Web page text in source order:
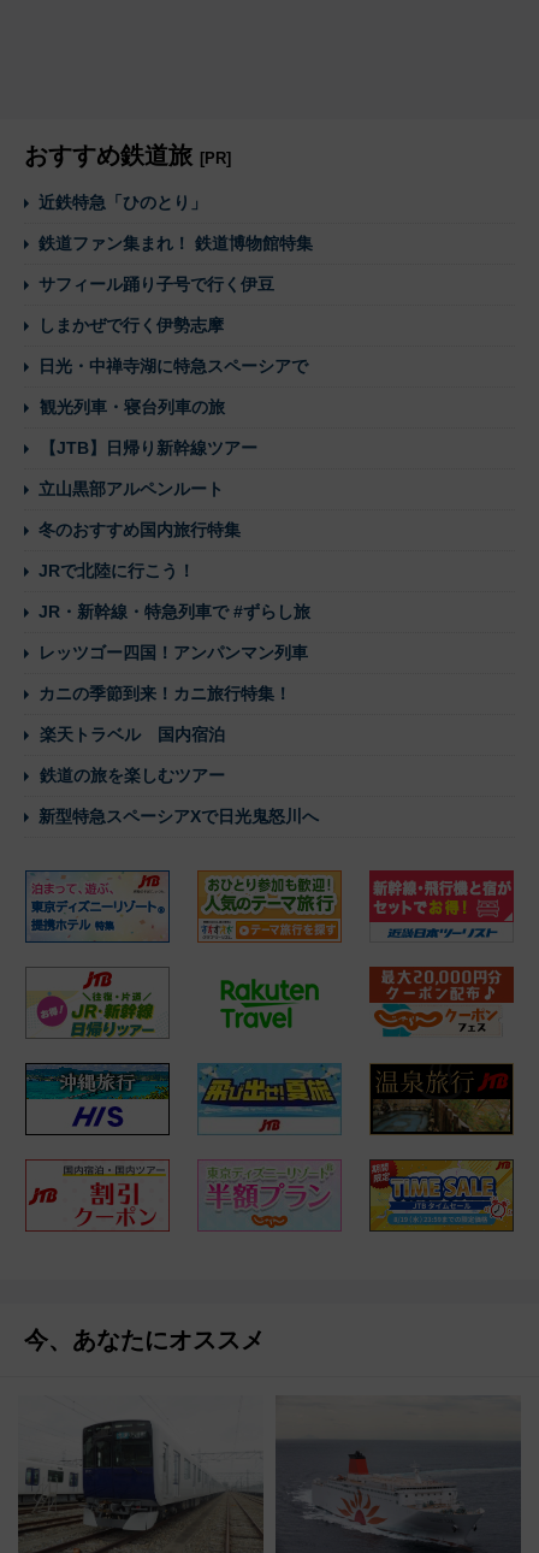
おすすめ鉄道旅 [PR]
近鉄特急「ひのとり」
鉄道ファン集まれ！ 鉄道博物館特集
サフィール踊り子号で行く伊豆
しまかぜで行く伊勢志摩
日光・中禅寺湖に特急スペーシアで
観光列車・寝台列車の旅
【JTB】日帰り新幹線ツアー
立山黒部アルペンルート
冬のおすすめ国内旅行特集
JRで北陸に行こう！
JR・新幹線・特急列車で #ずらし旅
レッツゴー四国！アンパンマン列車
カニの季節到来！カニ旅行特集！
楽天トラベル 国内宿泊
鉄道の旅を楽しむツアー
新型特急スペーシアXで日光鬼怒川へ
今、あなたにオススメ